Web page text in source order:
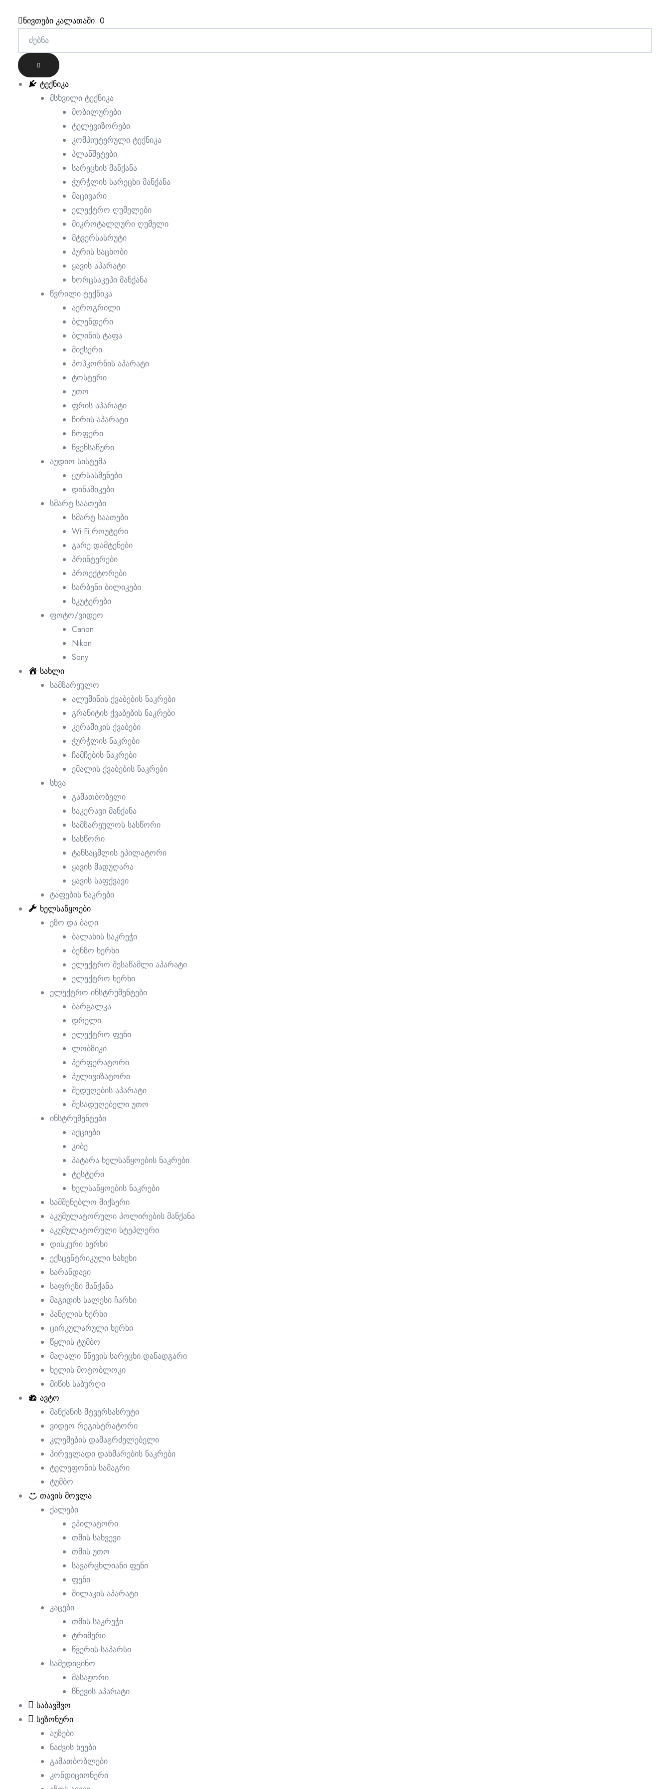
ნივთები კალათაში: 0
ტექნიკა
მსხვილი ტექნიკა
მობილურები
ტელევიზორები
კომპიუტერული ტექნიკა
პლანშეტები
სარეცხის მანქანა
ჭურჭლის სარეცხი მანქანა
მაცივარი
ელექტრო ღუმელები
მიკროტალღური ღუმელი
მტვერსასრუტი
პურის საცხობი
ყავის აპარატი
ხორცსაკეპი მანქანა
წვრილი ტექნიკა
აეროგრილი
ბლენდერი
ბლინის ტაფა
მიქსერი
პოპკორნის აპარატი
ტოსტერი
უთო
ფრის აპარატი
ჩირის აპარატი
ჩოფერი
წვენსაწური
აუდიო სისტემა
ყურსასმენები
დინამიკები
სმარტ საათები
სმარტ საათები
Wi-Fi როუტერი
გარე დამტენები
პრინტერები
პროექტორები
სარბენი ბილიკები
სკუტერები
ფოტო/ვიდეო
Canon
Nikon
Sony
სახლი
სამზარეულო
ალუმინის ქვაბების ნაკრები
გრანიტის ქვაბების ნაკრები
კერამიკის ქვაბები
ჭურჭლის ნაკრები
ჩამჩების ნაკრები
ემალის ქვაბების ნაკრები
სხვა
გამათბობელი
საკერავი მანქანა
სამზარეულოს სასწორი
სასწორი
ტანსაცმლის ეპილატორი
ყავის მადუღარა
ყავის საფქვავი
ტაფების ნაკრები
ხელსაწყოები
ეზო და ბაღი
ბალახის საკრეჭი
ბენზო ხერხი
ელექტრო შესაწამლი აპარატი
ელექტრო ხერხი
ელექტრო ინსტრუმენტები
ბარგალკა
დრელი
ელექტრო ფენი
ლობზიკი
პერფერატორი
პულივიზატორი
შედუღების აპარატი
შესადუღებელი უთო
ინსტრუმენტები
აქციები
კიბე
პატარა ხელსაწყოების ნაკრები
ტესტერი
ხელსაწყოების ნაკრები
სამშენებლო მიქსერი
აკუმულატორული პოლირების მანქანა
აკუმულატორული სტეპლერი
დისკური ხერხი
ექსცენტრიკული სახეხი
სარანდავი
საფრეზი მანქანა
მაგიდის სალესი ჩარხი
პანელის ხერხი
ცირკულარული ხერხი
წყლის ტუმბო
მაღალი წნევის სარეცხი დანადგარი
ხელის მოტობლოკი
მიწის საბურღი
ავტო
მანქანის მტვერსასრუტი
ვიდეო რეგისტრატორი
კლემების დამაგრძელებელი
პირველადი დახმარების ნაკრები
ტელეფონის სამაგრი
ტუმბო
თავის მოვლა
ქალები
ეპილატორი
თმის სახვევი
თმის უთო
სავარცხლიანი ფენი
ფენი
შილაკის აპარატი
კაცები
თმის საკრეჭი
ტრიმერი
წვერის საპარსი
სამედიცინო
მასაჟორი
წნევის აპარატი
საბავშვო
სეზონური
აუზები
ნაძვის ხეები
გამათბობლები
კონდიციონერი